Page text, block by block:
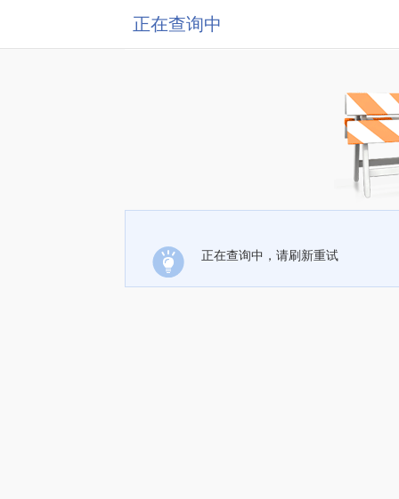
正在查询中
正在查询中，请刷新重试